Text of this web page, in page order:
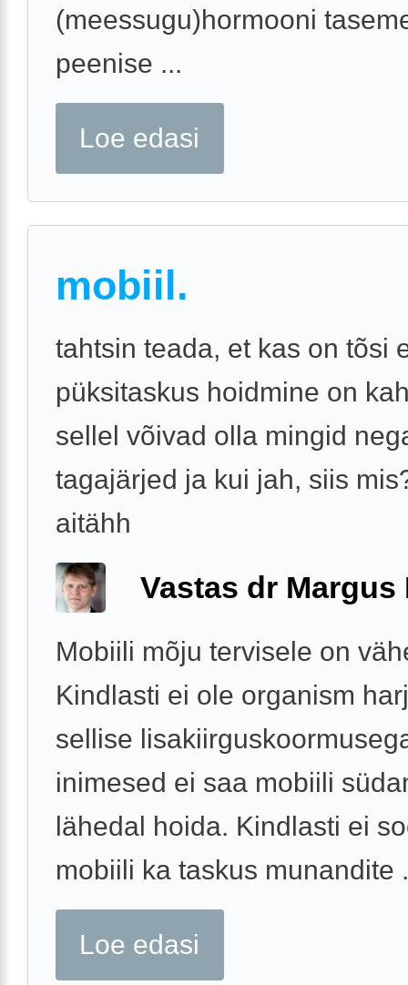
(meessugu)hormooni
peenise ...
Loe edasi
mobiil.
tahtsin teada, et kas on tõsi
püksitaskus hoidmine on
sellel võivad olla mingid
tagajärjed ja kui jah, siis
aitähh
Vastas dr Margus
Mobiili mõju tervisele on
Kindlasti ei ole organism
sellise
inimesed ei saa mobiili
lähedal hoida. Kindlasti ei
mobiili ka taskus munandite
Loe edasi